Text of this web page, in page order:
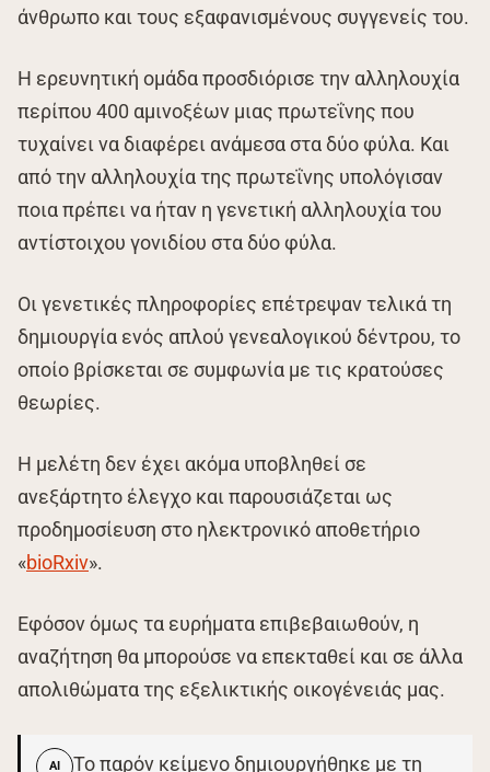
άνθρωπο και τους εξαφανισμένους συγγενείς του.
Η ερευνητική ομάδα προσδιόρισε την αλληλουχία
περίπου 400 αμινοξέων μιας πρωτεΐνης που
τυχαίνει να διαφέρει ανάμεσα στα δύο φύλα. Και
από την αλληλουχία της πρωτεΐνης υπολόγισαν
ποια πρέπει να ήταν η γενετική αλληλουχία του
αντίστοιχου γονιδίου στα δύο φύλα.
Οι γενετικές πληροφορίες επέτρεψαν τελικά τη
δημιουργία ενός απλού γενεαλογικού δέντρου, το
οποίο βρίσκεται σε συμφωνία με τις κρατούσες
θεωρίες.
Η μελέτη δεν έχει ακόμα υποβληθεί σε
ανεξάρτητο έλεγχο και παρουσιάζεται ως
προδημοσίευση στο ηλεκτρονικό αποθετήριο
«bioRxiv».
Εφόσον όμως τα ευρήματα επιβεβαιωθούν, η
αναζήτηση θα μπορούσε να επεκταθεί και σε άλλα
απολιθώματα της εξελικτικής οικογένειάς μας.
AI Το παρόν κείμενο δημιουργήθηκε με τη